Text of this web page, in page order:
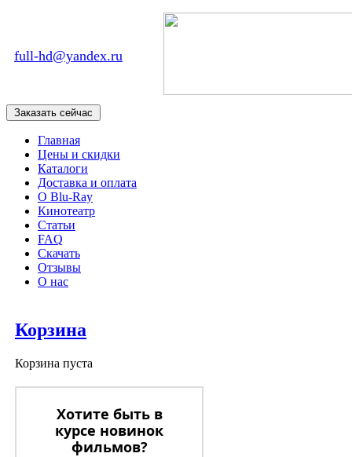
full-hd@yandex.ru
Главная
Цены и скидки
Каталоги
Доставка и оплата
О Blu-Ray
Кинотеатр
Статьи
FAQ
Скачать
Отзывы
О нас
Корзина
Корзина пуста
Хотите быть в
курсе новинок
фильмов?